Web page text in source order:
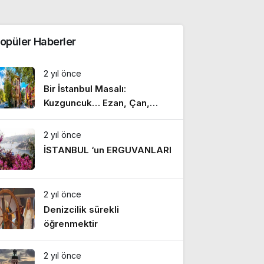
Haberler
2 yıl önce
Bir İstanbul Masalı:
Kuzguncuk… Ezan, Çan,
Hazan
2 yıl önce
İSTANBUL ‘un ERGUVANLARI
2 yıl önce
Denizcilik sürekli
öğrenmektir
2 yıl önce